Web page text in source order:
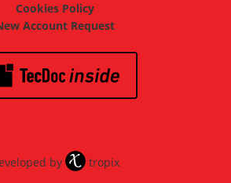
Cookies Policy
Account Request
by tropix